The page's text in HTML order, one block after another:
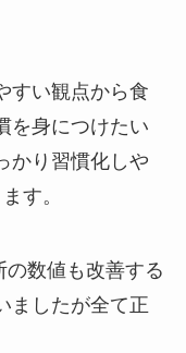
すい観点から食
を身につけたい
かり習慣化しや
す。
数値も改善する
ましたが全て正